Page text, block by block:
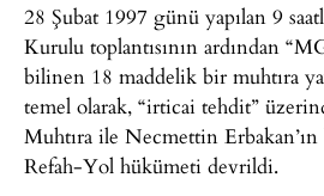
28 Şubat 1997 günü yapılan 9
Kurulu toplantısının ardından
bilinen 18 maddelik bir muhtıra
temel olarak, “irticai tehdit”
Muhtıra ile Necmettin Erbakan’ın
Refah-Yol hükümeti devrildi.